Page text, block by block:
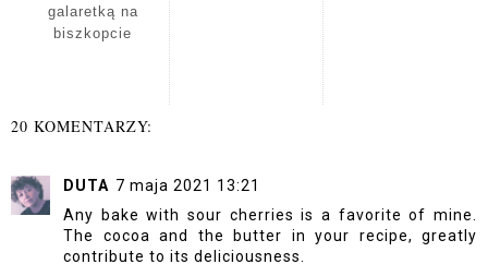
galaretką na
biszkopcie
20 KOMENTARZY:
DUTA 7 maja 2021 13:21
Any bake with sour cherries is a favorite of mine.
The cocoa and the butter in your recipe, greatly
contribute to its deliciousness.